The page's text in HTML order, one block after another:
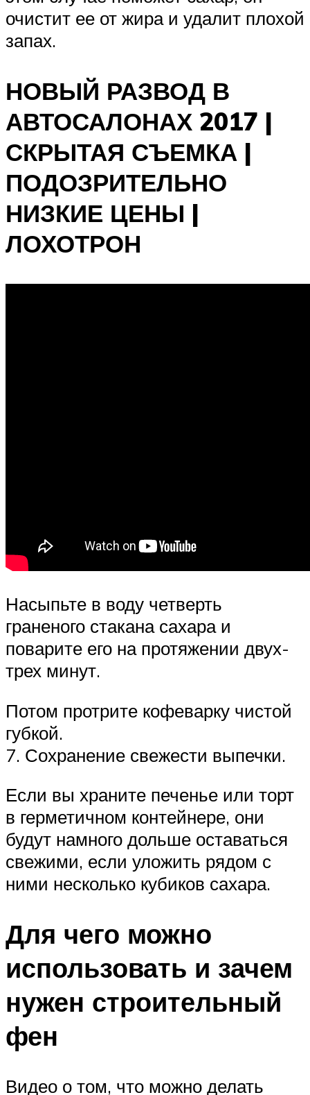
очистит ее от жира и удалит плохой
запах.
НОВЫЙ РАЗВОД В
АВТОСАЛОНАХ 2017 |
СКРЫТАЯ СЪЕМКА |
ПОДОЗРИТЕЛЬНО
НИЗКИЕ ЦЕНЫ |
ЛОХОТРОН
Насыпьте в воду четверть
граненого стакана сахара и
поварите его на протяжении двух-
трех минут.
Потом протрите кофеварку чистой
губкой.
7. Сохранение свежести выпечки.
Если вы храните печенье или торт
в герметичном контейнере, они
будут намного дольше оставаться
свежими, если уложить рядом с
ними несколько кубиков сахара.
Для чего можно
использовать и зачем
нужен строительный
фен
Видео о том, что можно делать